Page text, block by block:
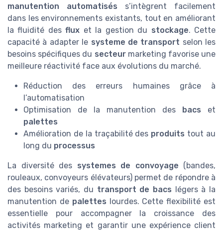
manutention automatisés s’intègrent facilement
dans les environnements existants, tout en améliorant
la fluidité desflux et la gestion du stockage. Cette
capacité à adapter le systeme de transport selon les
besoins spécifiques du secteurmarketing favorise une
meilleure réactivité face aux évolutions du marché.
Réduction des erreurs humaines grâce à
l’automatisation
Optimisation de la manutention des
bacs et
palettes
Amélioration de la traçabilité des produits tout au
long du processus
La diversité des systemes de convoyage (bandes,
rouleaux, convoyeurs élévateurs) permet de répondre à
des besoins variés, du transport de bacs légers à la
manutention de palettes lourdes. Cette flexibilité est
essentielle pour accompagner la croissance des
activités marketing et garantir une expérience client